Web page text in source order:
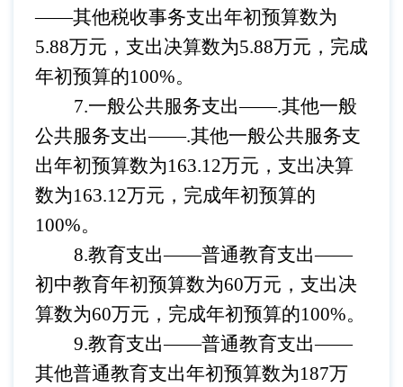
——其他税收事务支出年初预算数为
5.88万元，支出决算数为5.88万元，完成
年初预算的100%。
7.一般公共服务支出——.其他一般
公共服务支出——.其他一般公共服务支
出年初预算数为163.12万元，支出决算
数为163.12万元，完成年初预算的
100%。
8.教育支出——普通教育支出——
初中教育年初预算数为60万元，支出决
算数为60万元，完成年初预算的100%。
9.教育支出——普通教育支出——
其他普通教育支出年初预算数为187万